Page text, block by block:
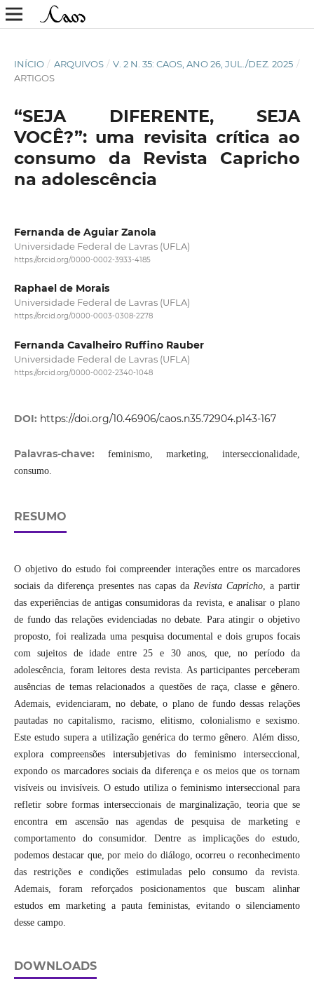
INÍCIO / ARQUIVOS / V. 2 N. 35: CAOS, ANO 26, JUL./DEZ. 2025 /
ARTIGOS
“SEJA DIFERENTE, SEJA
VOCÊ?”: uma revisita crítica ao
consumo da Revista Capricho
na adolescência
Fernanda de Aguiar Zanola
Universidade Federal de Lavras (UFLA)
https://orcid.org/0000-0002-3933-4185
Raphael de Morais
Universidade Federal de Lavras (UFLA)
https://orcid.org/0000-0003-0308-2278
Fernanda Cavalheiro Ruffino Rauber
Universidade Federal de Lavras (UFLA)
https://orcid.org/0000-0002-2340-1048
DOI: https://doi.org/10.46906/caos.n35.72904.p143-167
Palavras-chave: feminismo, marketing, interseccionalidade,
consumo.
RESUMO
O objetivo do estudo foi compreender interações entre os marcadores
sociais da diferença presentes nas capas da Revista Capricho , a partir
das experiências de antigas consumidoras da revista, e analisar o plano
de fundo das relações evidenciadas no debate. Para atingir o objetivo
proposto, foi realizada uma pesquisa documental e dois grupos focais
com sujeitos de idade entre 25 e 30 anos, que, no período da
adolescência, foram leitores desta revista. As participantes perceberam
ausências de temas relacionados a questões de raça, classe e gênero.
Ademais, evidenciaram, no debate, o plano de fundo dessas relações
pautadas no capitalismo, racismo, elitismo, colonialismo e sexismo.
Este estudo supera a utilização genérica do termo gênero. Além disso,
explora compreensões intersubjetivas do feminismo interseccional,
expondo os marcadores sociais da diferença e os meios que os tornam
visíveis ou invisíveis. O estudo utiliza o feminismo interseccional para
refletir sobre formas interseccionais de marginalização, teoria que se
encontra em ascensão nas agendas de pesquisa de marketing e
comportamento do consumidor. Dentre as implicações do estudo,
podemos destacar que, por meio do diálogo, ocorreu o reconhecimento
das restrições e condições estimuladas pelo consumo da revista.
Ademais, foram reforçados posicionamentos que buscam alinhar
estudos em marketing a pauta feministas, evitando o silenciamento
desse campo.
DOWNLOADS